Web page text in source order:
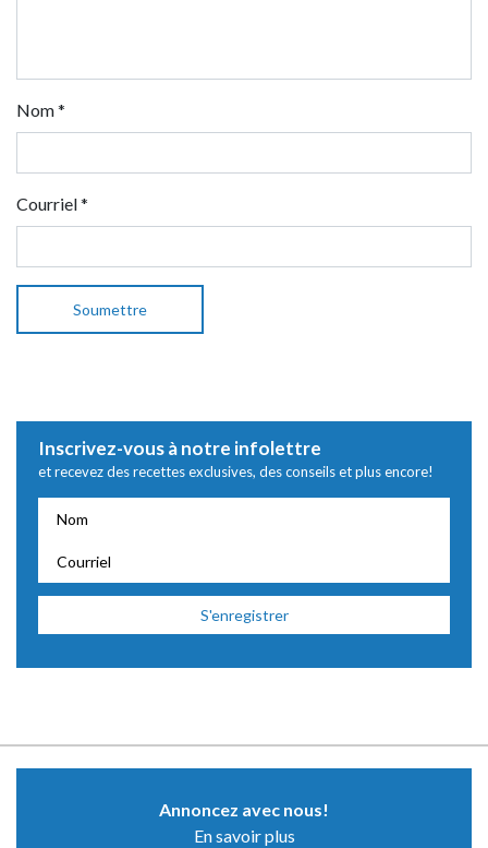
Nom*
Courriel*
Inscrivez-vous à notre infolettre
et recevez des recettes exclusives, des conseils et plus encore!
Annoncez avec nous!
En savoir plus